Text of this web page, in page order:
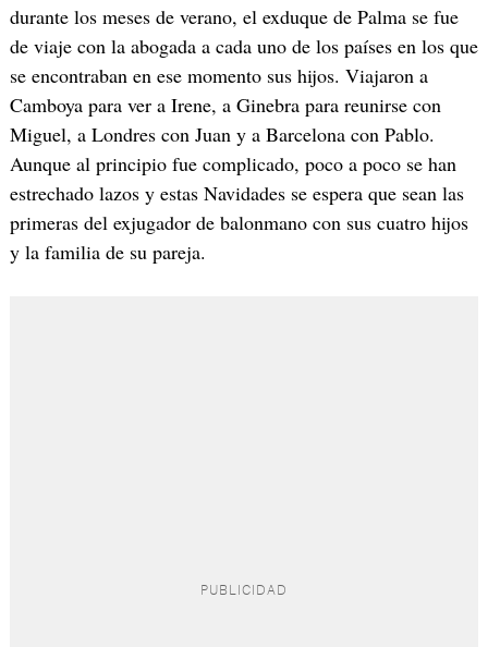
durante los meses de verano, el exduque de Palma se fue
de viaje con la abogada a cada uno de los países en los que
se encontraban en ese momento sus hijos. Viajaron a
Camboya para ver a Irene, a Ginebra para reunirse con
Miguel, a Londres con Juan y a Barcelona con Pablo.
Aunque al principio fue complicado, poco a poco se han
estrechado lazos y estas Navidades se espera que sean las
primeras del exjugador de balonmano con sus cuatro hijos
y la familia de su pareja.